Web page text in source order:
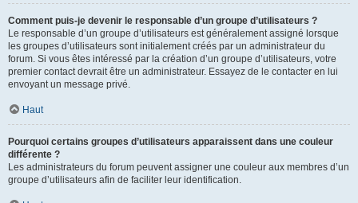
Comment puis-je devenir le responsable d’un groupe d’utilisateurs ?
Le responsable d’un groupe d’utilisateurs est généralement assigné lorsque
les groupes d’utilisateurs sont initialement créés par un administrateur du
forum. Si vous êtes intéressé par la création d’un groupe d’utilisateurs, votre
premier contact devrait être un administrateur. Essayez de le contacter en lui
envoyant un message privé.
Haut
Pourquoi certains groupes d’utilisateurs apparaissent dans une couleur
différente ?
Les administrateurs du forum peuvent assigner une couleur aux membres d’un
groupe d’utilisateurs afin de faciliter leur identification.